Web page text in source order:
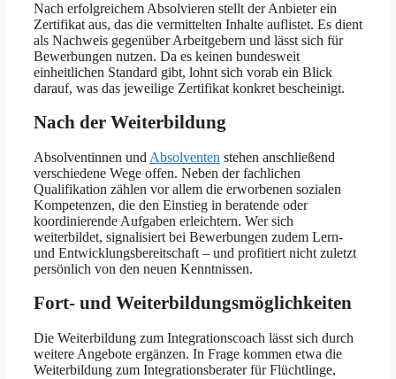
Nach erfolgreichem Absolvieren stellt der Anbieter ein
Zertifikat aus, das die vermittelten Inhalte auflistet. Es dient
als Nachweis gegenüber Arbeitgebern und lässt sich für
Bewerbungen nutzen. Da es keinen bundesweit
einheitlichen Standard gibt, lohnt sich vorab ein Blick
darauf, was das jeweilige Zertifikat konkret bescheinigt.
Nach der Weiterbildung
Absolventinnen und Absolventen stehen anschließend
verschiedene Wege offen. Neben der fachlichen
Qualifikation zählen vor allem die erworbenen sozialen
Kompetenzen, die den Einstieg in beratende oder
koordinierende Aufgaben erleichtern. Wer sich
weiterbildet, signalisiert bei Bewerbungen zudem Lern-
und Entwicklungsbereitschaft – und profitiert nicht zuletzt
persönlich von den neuen Kenntnissen.
Fort- und Weiterbildungsmöglichkeiten
Die Weiterbildung zum Integrationscoach lässt sich durch
weitere Angebote ergänzen. In Frage kommen etwa die
Weiterbildung zum Integrationsberater für Flüchtlinge,